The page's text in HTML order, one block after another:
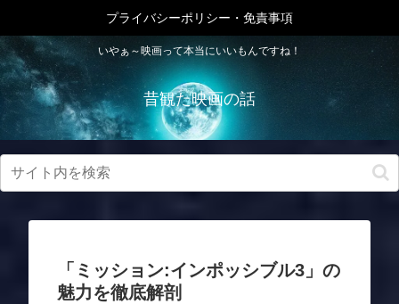
いやぁ～映画って本当にいいもんですね！
昔観た映画の話
プライバシーポリシー・免責事項
「ミッション:インポッシブル3」の
魅力を徹底解剖